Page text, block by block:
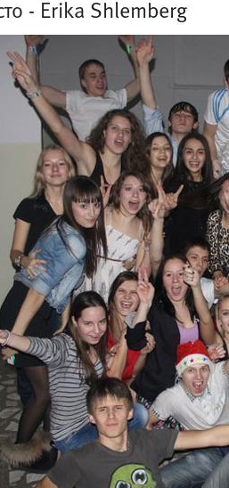
- Erika Shlemberg